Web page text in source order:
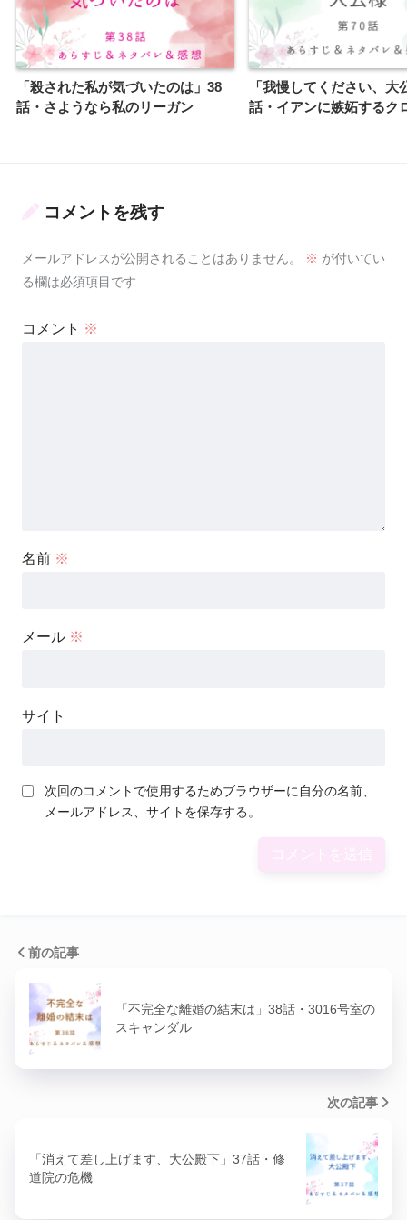
「殺された私が気づいたのは」38
話・さようなら私のリーガン
「我慢してください、大
話・イアンに嫉妬するク
コメントを残す
メールアドレスが公開されることはありません。 ※ が付いてい
る欄は必須項目です
コメント ※
名前 ※
メール ※
サイト
次回のコメントで使用するためブラウザーに自分の名前、
メールアドレス、サイトを保存する。
前の記事
「不完全な離婚の結末は」38話・3016号室の
スキャンダル
次の記事
「消えて差し上げます、大公殿下」37話・修
道院の危機